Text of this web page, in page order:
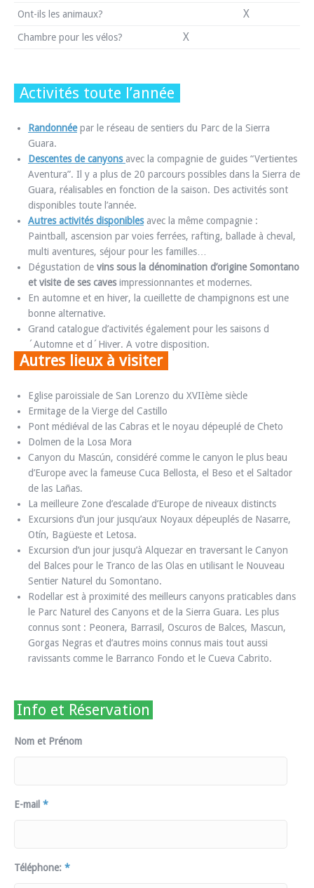
Ont-ils les animaux? X
Chambre pour les vélos? X
Activités toute l’année
Randonnéepar le réseau de sentiers du Parc de la Sierra
Guara.
Descentes de canyons avec la compagnie de guides “Vertientes
Aventura”. Il y a plus de 20 parcours possibles dans la Sierra de
Guara, réalisables en fonction de la saison. Des activités sont
disponibles toute l’année.
Autres activités disponiblesavec la même compagnie :
Paintball, ascension par voies ferrées, rafting, ballade à cheval,
multi aventures, séjour pour les familles…
Dégustation de vins sous la dénomination d’origine Somontano
et visite de ses cavesimpressionnantes et modernes.
En automne et en hiver, la cueillette de champignons est une
bonne alternative.
Grand catalogue d’activités également pour les saisons d
´Automne et d´Hiver. A votre disposition.
Autres lieux à visiter
Eglise paroissiale de San Lorenzo du XVIIème siècle
Ermitage de la Vierge del Castillo
Pont médiéval de las Cabras et le noyau dépeuplé de Cheto
Dolmen de la Losa Mora
Canyon du Mascún, considéré comme le canyon le plus beau
d’Europe avec la fameuse Cuca Bellosta, el Beso et el Saltador
de las Lañas.
La meilleure Zone d’escalade d’Europe de niveaux distincts
Excursions d’un jour jusqu’aux Noyaux dépeuplés de Nasarre,
Otín, Bagüeste et Letosa.
Excursion d’un jour jusqu’à Alquezar en traversant le Canyon
del Balces pour le Tranco de las Olas en utilisant le Nouveau
Sentier Naturel du Somontano.
Rodellar est à proximité des meilleurs canyons praticables dans
le Parc Naturel des Canyons et de la Sierra Guara. Les plus
connus sont : Peonera, Barrasil, Oscuros de Balces, Mascun,
Gorgas Negras et d’autres moins connus mais tout aussi
ravissants comme le Barranco Fondo et le Cueva Cabrito.
Info et Réservation
Nom et Prénom
E-mail *
Téléphone: *